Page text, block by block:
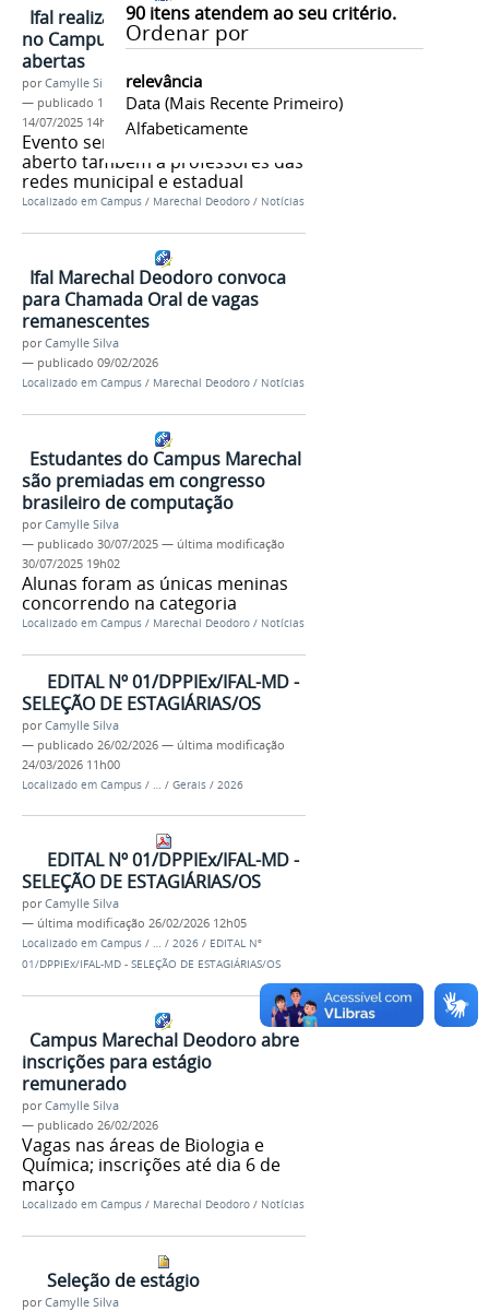
90itens atendem ao seu critério.
Ordenar por
relevância
Data (mais Recente Primeiro)
Alfabeticamente
Ifal realiza 1ª Semana de Letras
no Campus Marechal; inscrições
abertas
porCamylle Silva
— publicado 14/07/2025 —última modificação
14/07/2025 14h39
Evento será de 14 a 16 de julho,
aberto também a professores das
redes municipal e estadual
Localizado em Campus / Marechal Deodoro / Notícias
Ifal Marechal Deodoro convoca
para Chamada Oral de vagas
remanescentes
porCamylle Silva
— publicado 09/02/2026
Localizado em Campus / Marechal Deodoro / Notícias
Estudantes do Campus Marechal
são premiadas em congresso
brasileiro de computação
porCamylle Silva
— publicado 30/07/2025 — última modificação
30/07/2025 19h02
Alunas foram as únicas meninas
concorrendo na categoria
Localizado em Campus / Marechal Deodoro / Notícias
EDITAL Nº 01/DPPIEx/IFAL-MD -
SELEÇÃO DE ESTAGIÁRIAS/OS
porCamylle Silva
— publicado 26/02/2026 — última modificação
24/03/2026 11h00
Localizado em Campus / / Gerais / 2026
EDITAL Nº 01/DPPIEx/IFAL-MD -
SELEÇÃO DE ESTAGIÁRIAS/OS
porCamylle Silva
— última modificação 26/02/2026 12h05
Localizado em Campus / … / 2026 / EDITAL Nº
01/DPPIEx/IFAL-MD - SELEÇÃO DE ESTAGIÁRIAS/OS
Campus Marechal Deodoro abre
inscrições para estágio
remunerado
porCamylle Silva
— publicado 26/02/2026
Vagas nas áreas de Biologia e
Química; inscrições até dia 6 de
março
Localizado em Campus / Marechal Deodoro / Notícias
Seleção de estágio
porCamylle Silva